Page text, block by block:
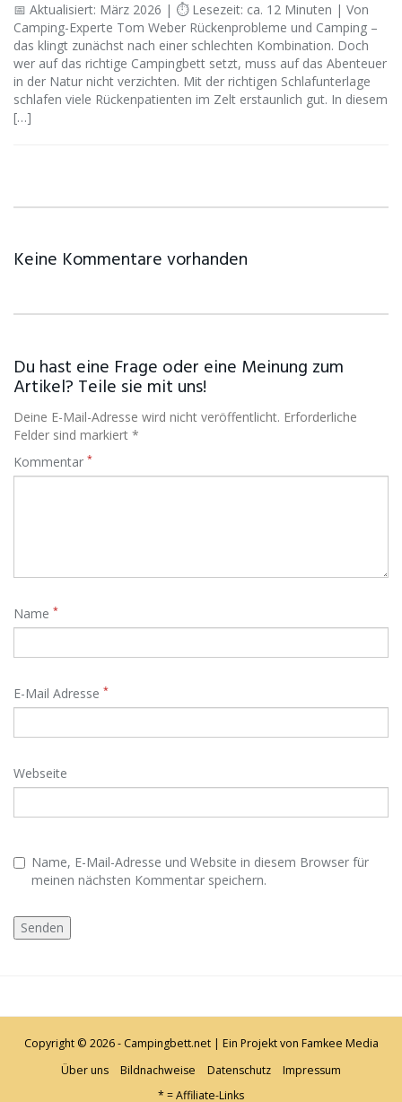
📅 Aktualisiert: März 2026 | ⏱ Lesezeit: ca. 12 Minuten | Von
Camping-Experte Tom Weber Rückenprobleme und Camping –
das klingt zunächst nach einer schlechten Kombination. Doch
wer auf das richtige Campingbett setzt, muss auf das Abenteuer
in der Natur nicht verzichten. Mit der richtigen Schlafunterlage
schlafen viele Rückenpatienten im Zelt erstaunlich gut. In diesem
[…]
Keine Kommentare vorhanden
Du hast eine Frage oder eine Meinung zum
Artikel? Teile sie mit uns!
Deine E-Mail-Adresse wird nicht veröffentlicht. Erforderliche
Felder sind markiert *
Kommentar *
Name *
E-Mail Adresse *
Webseite
Name, E-Mail-Adresse und Website in diesem Browser für
meinen nächsten Kommentar speichern.
Copyright © 2026 - Campingbett.net | Ein Projekt von Famkee Media
Über uns
Bildnachweise Datenschutz
Impressum
* = Affiliate-Links